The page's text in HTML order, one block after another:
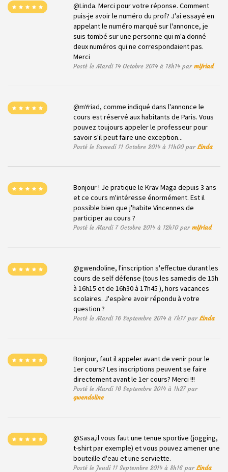
@Linda. Merci pour votre réponse. Comment
puis-je avoir le numéro du prof? J'ai essayé en
appelant le numéro marqué sur l'annonce, je
suis tombé sur une personne qui m'a donné
deux numéros qui ne correspondaient pas.
Merci
Posté le Mardi 14 Octobre 2014 à 18h14 parmYriad
@mYriad, comme indiqué dans l'annonce le
cours est réservé aux habitants de Paris. Vous
pouvez toujours appeler le professeur pour
savoir s'il peut faire une exception...
Posté le Samedi 11 Octobre 2014 à 11h00 parLinda
Bonjour ! Je pratique le Krav Maga depuis 3 ans
et ce cours m'intéresse énormément. Est il
possible bien que j'habite Vincennes de
participer au cours ?
Posté le Mardi 7 Octobre 2014 à 12h10 parmYriad
@gwendoline, l'inscription s'effectue durant les
cours de self défense (tous les samedis de 15h
à 16h15 et de 16h30 à 17h45 ), hors vacances
scolaires. J'espère avoir répondu à votre
question ?
Posté le Mardi 16 Septembre 2014 à 7h17 parLinda
Bonjour, faut il appeler avant de venir pour le
1er cours? Les inscriptions peuvent se faire
directement avant le 1er cours? Merci !!!
Posté le Mardi 16 Septembre 2014 à 1h27 par
gwendoline
@Sasa,il vous faut une tenue sportive (jogging,
t-shirt par exemple) et vous pouvez amener une
bouteille d'eau et une serviette.
Posté le Jeudi 11 Septembre 2014 à 8h16 parLinda